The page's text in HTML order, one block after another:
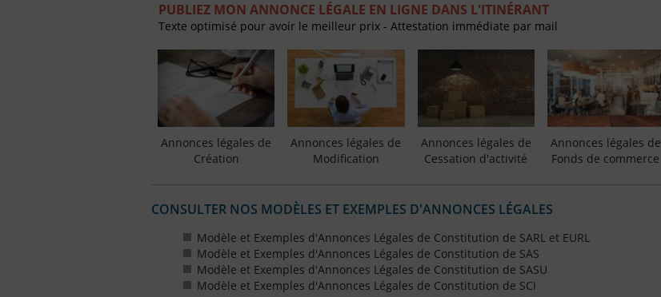
PUBLIEZ MON ANNONCE LÉGALE EN LIGNE DANS L'ITINÉRANT
Texte optimisé pour avoir le meilleur prix - Attestation immédiate par mail
Annonces légales de
Création
Annonces légales de
Modification
Annonces légales de
Cessation d'activité
Annonces légales de
Fonds de commerce
CONSULTER NOS MODÈLES ET EXEMPLES D'ANNONCES LÉGALES
Modèle et Exemples d'Annonces Légales de Constitution de SARL et EURL
Modèle et Exemples d'Annonces Légales de Constitution de SAS
Modèle et Exemples d'Annonces Légales de Constitution de SASU
Modèle et Exemples d'Annonces Légales de Constitution de SCI